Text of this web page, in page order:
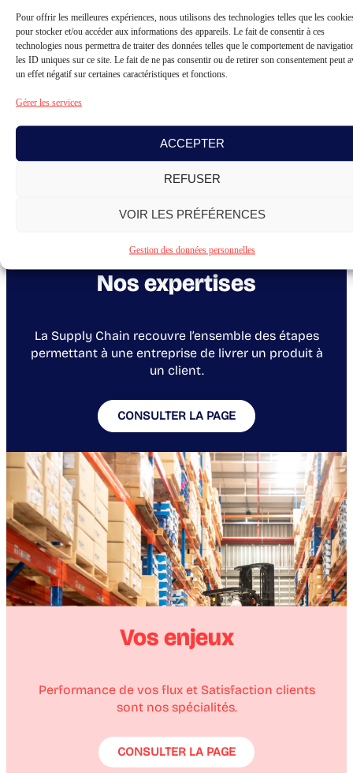
Pour offrir les meilleures expériences, nous utilisons des technologies telles que les
pour stocker et/ou accéder aux informations des appareils. Le fait de consentir à ces
technologies nous permettra de traiter des données telles que le comportement de
les ID uniques sur ce site. Le fait de ne pas consentir ou de retirer son consentement peut
un effet négatif sur certaines caractéristiques et fonctions.
Gérer les services
ACCEPTER
REFUSER
VOIR LES PRÉFÉRENCES
Gestion des données personnelles
À consulter également
Nos expertises
La Supply Chain recouvre l’ensemble des étapes
permettant à une entreprise de livrer un produit à
un client.
CONSULTER LA PAGE
Vos enjeux
Performance de vos flux et Satisfaction clients
sont nos spécialités.
CONSULTER LA PAGE